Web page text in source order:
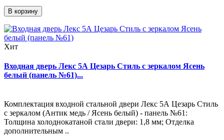
В корзину
Хит
Входная дверь Лекс 5А Цезарь Стиль с зеркалом Ясень
белый (панель №61)...
Комплектация входной стальной двери Лекс 5А Цезарь Стиль
с зеркалом (Антик медь / Ясень белый) - панель №61:
Толщина холоднокатаной стали двери: 1,8 мм; Отделка
дополнительным ..